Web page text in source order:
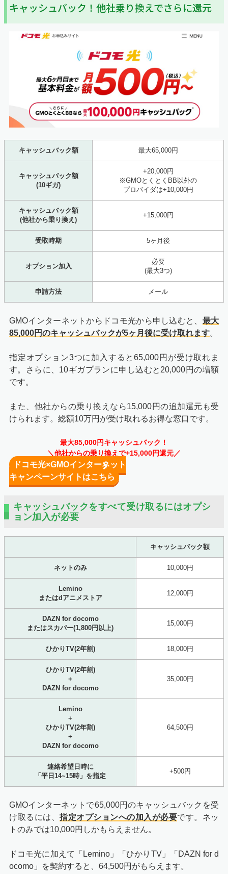
キャッシュバック！他社乗り換えでさらに還元
キャッシュバック額 最大65,000円
キャッシュバック額
(10ギガ)
+20,000円
※GMOとくとくBB以外の
プロバイダは+10,000円
キャッシュバック額
(他社から乗り換え)
+15,000円
受取時期 5ヶ月後
オプション加入
必要
(最大3つ)
申請方法 メール
GMOインターネットからドコモ光から申し込むと、 最大
85,000円のキャッシュバックが5ヶ月後に受け取れます。
指定オプション3つに加入すると65,000円が受け取れま
す。さらに、10ギガプランに申し込むと20,000円の増額
です。
また、他社からの乗り換えなら15,000円の追加還元も受
けられます。総額10万円が受け取れるお得な窓口です。
最大85,000円キャッシュバック！
＼他社からの乗り換えで+15,000円還元／
ドコモ光×GMOインターネット
キャンペーンサイトはこちら
キャッシュバックをすべて受け取るにはオプシ
ョン加入が必要
キャッシュバック額
ネットのみ 10,000円
Lemino
またはdアニメストア
12,000円
DAZN for docomo
またはスカパー(1,800円以上)
15,000円
ひかりTV(2年割) 18,000円
ひかりTV(2年割)
+
DAZN for docomo
35,000円
Lemino
+
ひかりTV(2年割)
+
DAZN for docomo
64,500円
連絡希望日時に
「平日14~15時」を指定
+500円
GMOインターネットで65,000円のキャッシュバックを受
け取るには、 指定オプションへの加入が必要です。ネッ
トのみでは10,000円しかもらえません。
ドコモ光に加えて「Lemino」「ひかりTV」「DAZN for d
ocomo」を契約すると、64,500円がもらえます。